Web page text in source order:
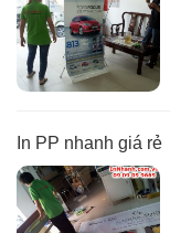
In PP nhanh giá rẻ